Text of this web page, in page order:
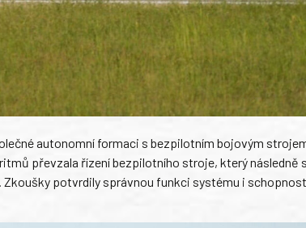
autonomní formaci s bezpilotním bojovým
převzala řízení bezpilotního stroje, který následně
potvrdily správnou funkci systému i